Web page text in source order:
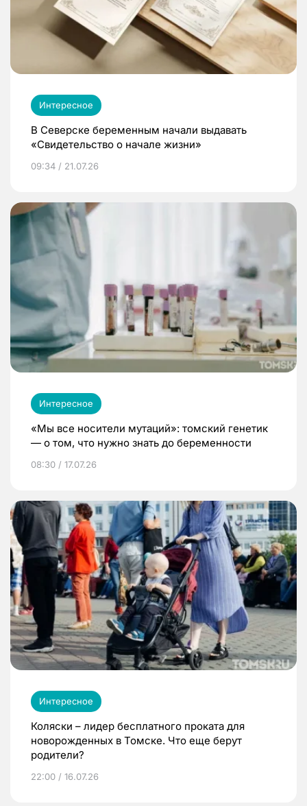
Интересное
В Северске беременным начали выдавать
«Свидетельство о начале жизни»
09:34 / 21.07.26
Интересное
«Мы все носители мутаций»: томский генетик
— о том, что нужно знать до беременности
08:30 / 17.07.26
Интересное
Коляски – лидер бесплатного проката для
новорожденных в Томске. Что еще берут
родители?
22:00 / 16.07.26